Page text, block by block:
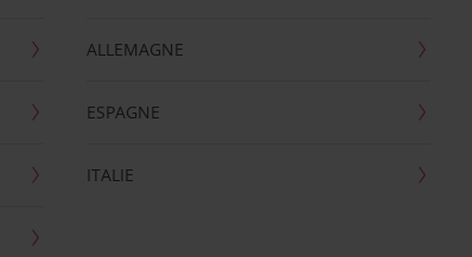
ALLEMAGNE
ESPAGNE
ITALIE